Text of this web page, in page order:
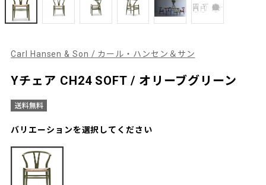
Carl Hansen & Son / カール・ハンセン＆サン
Yチェア CH24 SOFT / オリーブグリーン
バリエーションを選択してください